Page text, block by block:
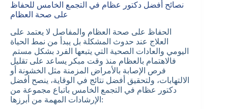
نصائح أفضل دكتور عظام في التجمع الخامس للحفاظ
على صحة العظام
الحفاظ على صحة العظام والمفاصل لا يعتمد على
العلاج عند حدوث المشكلة بل يبدأ من نمط الحياة
اليومي والعادات الصحية التي يتبعها الفرد بشكل مستم
فالاهتمام بالعظام منذ وقت مبكر يساعد على تقليل
فرص الإصابة بالأمراض المزمنة مثل الخشونة أو
الالتهابات، ولتحقيق أفضل نتائج في الوقاية، ينصح أفضل
دكتور عظام في التجمع الخامس باتباع مجموعة من
الإرشادات المهمة من أبرزها: